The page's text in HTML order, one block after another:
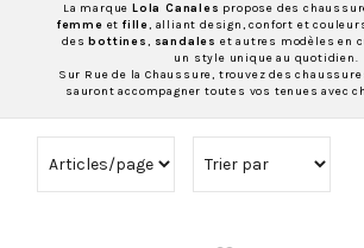
La marque Lola Canales propose des
femme et fille, alliant design, confort et
desbottines, sandales et autres modèles en
un style unique au quotidien.
Sur Rue de la Chaussure, trouvez des
sauront accompagner toutes vos tenues avec